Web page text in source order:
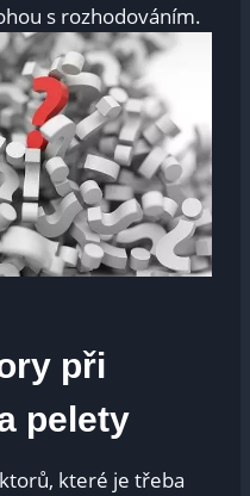
s rozhodováním.
při
pelety
které je třeba